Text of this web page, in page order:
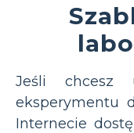
Jeśli chcesz
eksperymentu
Internecie